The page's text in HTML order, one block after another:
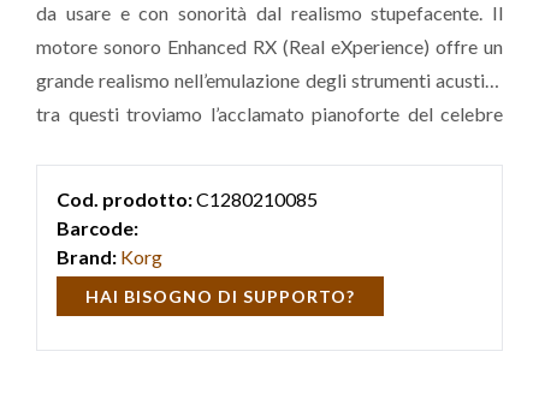
da usare e con sonorità dal realismo stupefacente. Il
motore sonoro Enhanced RX (Real eXperience) offre un
grande realismo nell’emulazione degli strumenti acustici,
tra questi troviamo l’acclamato pianoforte del celebre
Cod. prodotto:C1280210085
Barcode:
Brand: Korg
HAI BISOGNO DI SUPPORTO?